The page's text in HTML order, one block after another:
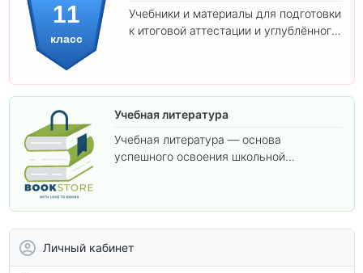
11
класс
Учебники и материалы для подготовки
к итоговой аттестации и углублённого
Учебная литература
Учебная литература — основа
успешного освоения школьной
Личный кабинет